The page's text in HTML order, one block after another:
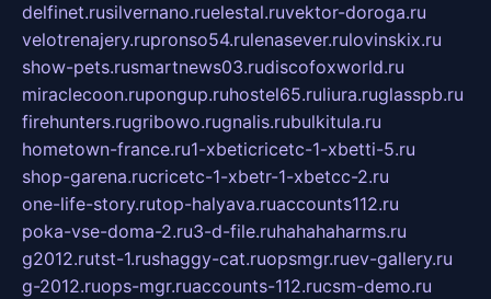
delfinet.rusilvernano.ruelestal.ruvektor-doroga.ru
velotrenajery.rupronso54.rulenasever.rulovinskix.ru
show-pets.rusmartnews03.rudiscofoxworld.ru
miraclecoon.rupongup.ruhostel65.ruliura.ruglasspb.ru
firehunters.rugribowo.rugnalis.rubulkitula.ru
hometown-france.ru1-xbeticricetc-1-xbetti-5.ru
shop-garena.rucricetc-1-xbetr-1-xbetcc-2.ru
one-life-story.rutop-halyava.ruaccounts112.ru
poka-vse-doma-2.ru3-d-file.ruhahahaharms.ru
g2012.rutst-1.rushaggy-cat.ruopsmgr.ruev-gallery.ru
g-2012.ruops-mgr.ruaccounts-112.rucsm-demo.ru